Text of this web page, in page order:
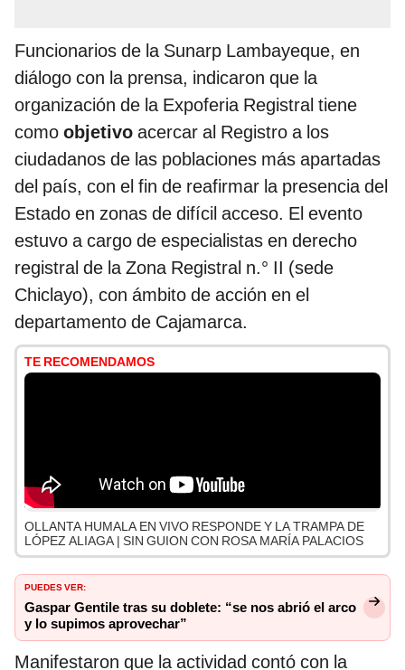
Funcionarios de la Sunarp Lambayeque, en
diálogo con la prensa, indicaron que la
organización de la Expoferia Registral tiene
como objetivo acercar al Registro a los
ciudadanos de las poblaciones más apartadas
del país, con el fin de reafirmar la presencia del
Estado en zonas de difícil acceso. El evento
estuvo a cargo de especialistas en derecho
registral de la Zona Registral n.° II (sede
Chiclayo), con ámbito de acción en el
departamento de Cajamarca.
TE RECOMENDAMOS
OLLANTA HUMALA EN VIVO RESPONDE Y LA TRAMPA DE
LÓPEZ ALIAGA | SIN GUION CON ROSA MARÍA PALACIOS
PUEDES VER:
Gaspar Gentile tras su doblete: “se nos abrió el arco
y lo supimos aprovechar”
Manifestaron que la actividad contó con la